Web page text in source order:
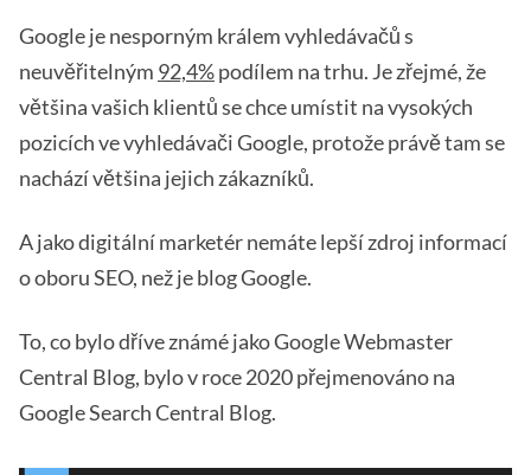
Google je nesporným králem vyhledávačů s
neuvěřitelným 92,4%podílem na trhu. Je zřejmé, že
většina vašich klientů se chce umístit na vysokých
pozicích ve vyhledávači Google, protože právě tam se
nachází většina jejich zákazníků.
A jako digitální marketér nemáte lepší zdroj informací
o oboru SEO, než je blog Google.
To, co bylo dříve známé jako Google Webmaster
Central Blog, bylo v roce 2020 přejmenováno na
Google Search Central Blog.